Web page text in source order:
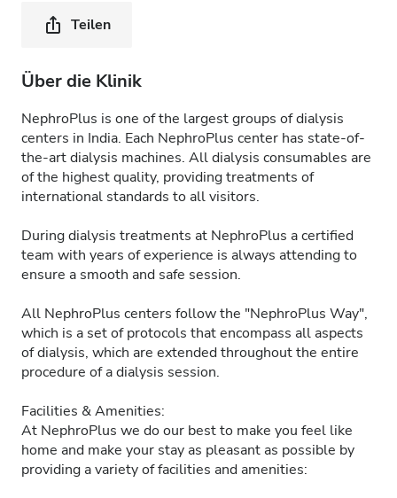
Teilen
Über die Klinik
NephroPlus is one of the largest groups of dialysis
centers in India. Each NephroPlus center has state-of-
the-art dialysis machines. All dialysis consumables are
of the highest quality, providing treatments of
international standards to all visitors.
During dialysis treatments at NephroPlus a certified
team with years of experience is always attending to
ensure a smooth and safe session.
All NephroPlus centers follow the "NephroPlus Way",
which is a set of protocols that encompass all aspects
of dialysis, which are extended throughout the entire
procedure of a dialysis session.
Facilities & Amenities:
At NephroPlus we do our best to make you feel like
home and make your stay as pleasant as possible by
providing a variety of facilities and amenities: